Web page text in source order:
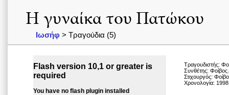
Η γυναίκα του Πατώκου
Ιωσήφ > Τραγούδια (5)
Flash version 10,1 or greater is
required
You have no flash plugin installed
Τραγουδιστής:
Συνθέτης: Φοίβος
Στιχουργός:
Χρονολογία: 1998